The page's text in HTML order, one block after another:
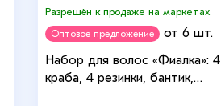
Разрешён к продаже на маркетах
Оптовое предложение
от 6 шт.
Набор для волос «Фиалка»: 4
краба, 4 резинки, бантик,